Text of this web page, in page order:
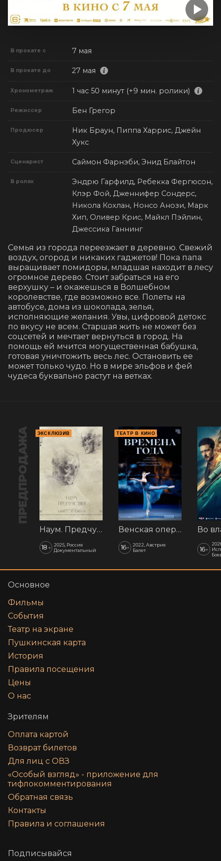
В прокате с 7 мая
В прокате до 27 мая
Хронометраж 1 час 50 минут (+9 мин. ролики)
Режиссер Бен Грегор
Продюсер
Ник Браун, Пиппа Харрис, Джейн
Хукс
Сценарист Саймон Фарнэби, Энид Блайтон
В ролях
Эндрю Гарфилд, Ребекка Фергюсон,
Клэр Фой, Дженнифер Сондерс,
Никола Кохлан, Нонсо Анози, Марк
Хип, Оливер Крис, Майкл Пэйлин,
Джессика Ганнинг
Семья из города переезжает в деревню. Свежий
воздух, огород и никаких гаджетов! Пока папа
выращивает помидоры, младшая находит в лесу
огромное дерево. Стоит забраться на его
верхушку – и окажешься в Волшебном
королевстве, где возможно все. Полеты на
автобусе, дома из шоколада, зелья,
исполняющие желания. Увы, цифровой детокс
по вкусу не всем. Старшая жить не может без
соцсетей и мечтает вернуться в город. На
помощь ей мчится могущественная бабушка,
готовая уничтожить весь лес. Остановить ее
может только чудо. Но в мире эльфов и фей
чудеса буквально растут на ветках.
ПРЕДПРОДАЖА ЭКСКЛЮЗИВ
Наум. Предчувствия
18 + 2025, Россия
Документальный
ТЕАТР В КИНО
Венская опера: Времена года
16+
2022, Австрия
Балет
16+
Основное
Фильмы
События
Театр на экране
Пушкинская карта
История
Правила посещения
Цены
О нас
Зрителям
Оплата картой
Возврат билетов
Для лиц с ОВЗ
«‎Особый взгляд» - приложение для
тифлокомментирования
Обратная связь
Контакты
Правила и соглашения
Подписывайся